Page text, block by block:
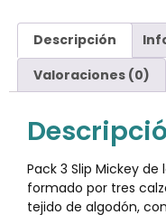
Descripción
Valoraciones (0)
Pack 3 Slip Mickey
formado por tres
tejido de algodón,